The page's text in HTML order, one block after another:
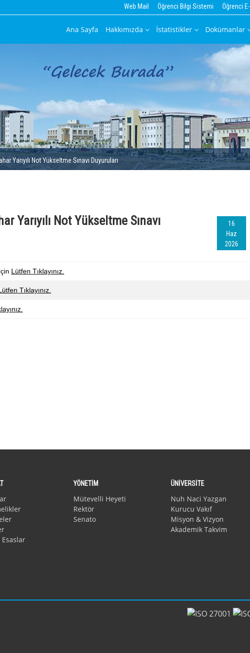
Web Mail Öğrenci Bilgi Sistemi Öğrenci
Ana Sayfa Hakkımızda İstatistikler Dokümanlar
Yarıyılı Not Yükseltme Sınavı Duyuruları
16
Haz
2026
Yarıyılı Not Yükseltme Sınavı
Lütfen Tıklayınız.
Tıklayınız.
Esaslar
YÖNETİM
Mütevelli Heyeti
Rektör
Senato
ÜNİVERSİTE
Nuh Naci Yazgan
Kurucu Vakıf
Misyon & Vizyon
Akademik Takvim